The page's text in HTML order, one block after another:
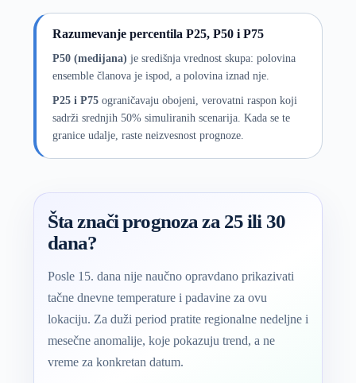
Razumevanje percentila P25, P50 i P75
P50 (medijana) je središnja vrednost skupa: polovina
ensemble članova je ispod, a polovina iznad nje.
P25 i P75ograničavaju obojeni, verovatni raspon koji
sadrži srednjih 50% simuliranih scenarija. Kada se te
granice udalje, raste neizvesnost prognoze.
Šta znači prognoza za 25 ili 30
dana?
Posle 15. dana nije naučno opravdano prikazivati
tačne dnevne temperature i padavine za ovu
lokaciju. Za duži period pratite regionalne nedeljne i
mesečne anomalije, koje pokazuju trend, a ne
vreme za konkretan datum.